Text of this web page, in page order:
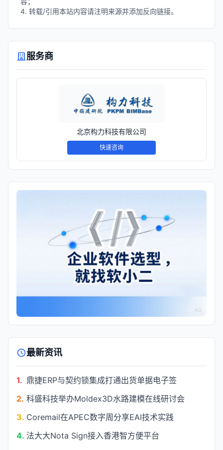
4. 转载/引用本站内容请注明来源并添加反向链接。
服务商
北京构力科技有限公司
快速咨询
AD
最新资讯
1. 鼎捷ERP与契约锁集成打通出货单据电子签
2. 科盛科技举办Moldex3D水路建模在线研讨会
3. Coremail在APEC数字周分享EAI技术实践
4. 法大大Nota Sign接入香港智方便平台